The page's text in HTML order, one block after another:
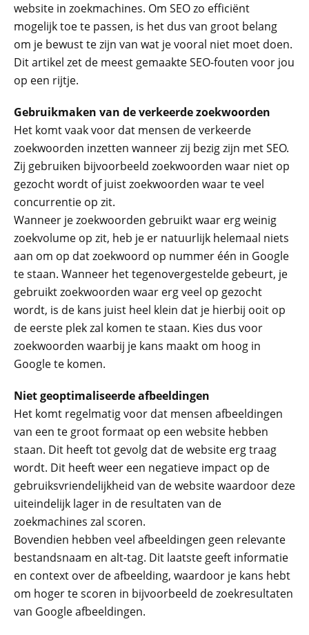
website in zoekmachines. Om SEO zo efficiënt
mogelijk toe te passen, is het dus van groot belang
om je bewust te zijn van wat je vooral niet moet doen.
Dit artikel zet de meest gemaakte SEO-fouten voor jou
op een rijtje.
Gebruikmaken van de verkeerde zoekwoorden
Het komt vaak voor dat mensen de verkeerde
zoekwoorden inzetten wanneer zij bezig zijn met SEO.
Zij gebruiken bijvoorbeeld zoekwoorden waar niet op
gezocht wordt of juist zoekwoorden waar te veel
concurrentie op zit.
Wanneer je zoekwoorden gebruikt waar erg weinig
zoekvolume op zit, heb je er natuurlijk helemaal niets
aan om op dat zoekwoord op nummer één in Google
te staan. Wanneer het tegenovergestelde gebeurt, je
gebruikt zoekwoorden waar erg veel op gezocht
wordt, is de kans juist heel klein dat je hierbij ooit op
de eerste plek zal komen te staan. Kies dus voor
zoekwoorden waarbij je kans maakt om hoog in
Google te komen.
Niet geoptimaliseerde afbeeldingen
Het komt regelmatig voor dat mensen afbeeldingen
van een te groot formaat op een website hebben
staan. Dit heeft tot gevolg dat de website erg traag
wordt. Dit heeft weer een negatieve impact op de
gebruiksvriendelijkheid van de website waardoor deze
uiteindelijk lager in de resultaten van de
zoekmachines zal scoren.
Bovendien hebben veel afbeeldingen geen relevante
bestandsnaam en alt-tag. Dit laatste geeft informatie
en context over de afbeelding, waardoor je kans hebt
om hoger te scoren in bijvoorbeeld de zoekresultaten
van Google afbeeldingen.